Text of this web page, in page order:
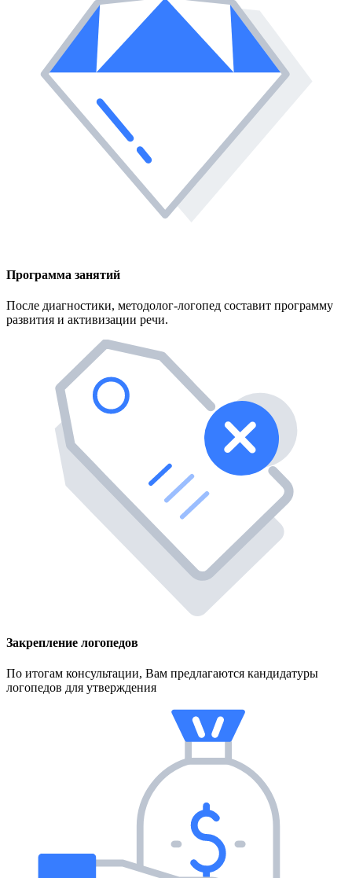
Программа занятий
После диагностики, методолог-логопед составит программу
развития и активизации речи.
Закрепление логопедов
По итогам консультации, Вам предлагаются кандидатуры
логопедов для утверждения